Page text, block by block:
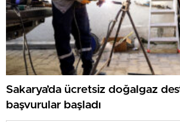
Sakarya’da ücretsiz doğalgaz
başvurular başladı